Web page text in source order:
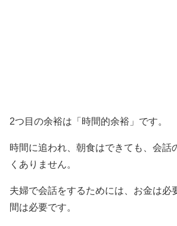
2つ目の余裕は「時間的余裕」です。
時間に追われ、朝食はできても、会話
くありません。
夫婦で会話をするためには、お金は必
間は必要です。